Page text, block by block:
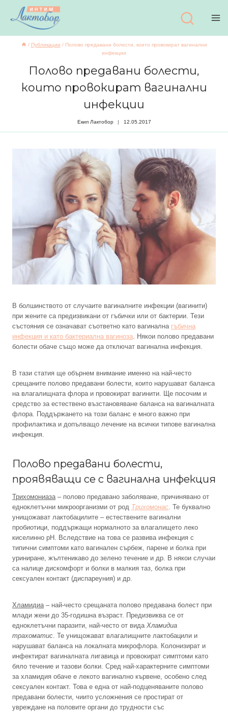
съдържанието
/ Публикации / Полово предавани болести, които провокират вагинални
инфекции
Полово предавани болести,
които провокират вагинални
инфекции
Екип Лактобор 12.05.2017
В болшинството от случаите вагиналните инфекции (вагинити)
при жените са предизвикани от гъбички или от бактерии. Тези
състояния се означават съответно като вагинална гъбична
инфекция и като бактериална вагиноза. Някои полово предавани
болести обаче също може да отключат вагинална инфекция.
В тази статия ще обърнем внимание именно на най-често
срещаните полово предавани болести, които нарушават баланса
на влагалищната флора и провокират вагинити. Ще посочим и
средство за естествено възстановяване баланса на вагиналната
флора. Поддържането на този баланс е много важно при
профилактика и допълващо лечение на всички типове вагинална
инфекция.
Полово предавани болести,
проявяващи се с вагинална инфекция
Трихомониаза– полово предавано заболяване, причинявано от
едноклетъчни микроорганизми от род Трихомонас. Те буквално
унищожават лактобацилите – естествените вагинални
пробиотици, поддържащи нормалното за влагалището леко
киселинно рН. Вследствие на това се развива инфекция с
типични симптоми като вагинален сърбеж, парене и болка при
уриниране, жълтеникаво до зелено течение и др. В някои случаи
са налице дискомфорт и болки в малкия таз, болка при
сексуален контакт (диспареуния) и др.
Хламидиа– най-често срещаната полово предавана болест при
млади жени до 35-годишна възраст. Предизвиква се от
едноклетъчни паразити, най-често от вида Хламидиа
трахоматис. Те унищожават влагалищните лактобацили и
нарушават баланса на локалната микрофлора. Колонизират и
инфектират вагиналната лигавица и провокират симптоми като
бяло течение и тазови болки. Сред най-характерните симптоми
за хламидия обаче е лекото вагинално кървене, особено след
сексуален контакт. Това е една от най-подценяваните полово
предавани болести, чиито усложнения се простират от
увреждане на половите органи до трудности със